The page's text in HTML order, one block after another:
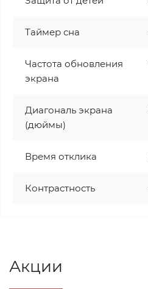
Таймер сна
Частота обновления
экрана
Диагональ экрана
(дюймы)
Время отклика
Контрастность
Акции